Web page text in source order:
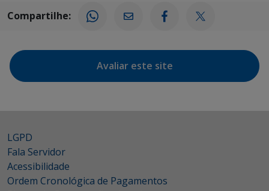
Compartilhe:
Avaliar este site
LGPD
Fala Servidor
Acessibilidade
Ordem Cronológica de Pagamentos